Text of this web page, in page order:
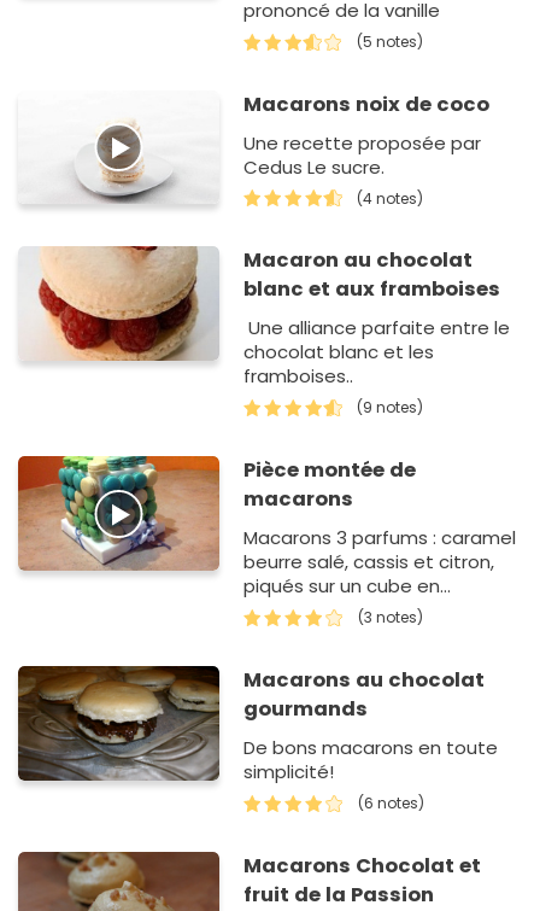
prononcé de la vanille
(5 notes)
Macarons noix de coco
Une recette proposée par
Cedus Le sucre.
(4 notes)
Macaron au chocolat
blanc et aux framboises
Une alliance parfaite entre le
chocolat blanc et les
framboises..
(9 notes)
Pièce montée de
macarons
Macarons 3 parfums : caramel
beurre salé, cassis et citron,
piqués sur un cube en
polystyrène décoré.
(3 notes)
Macarons au chocolat
gourmands
De bons macarons en toute
simplicité!
(6 notes)
Macarons Chocolat et
fruit de la Passion